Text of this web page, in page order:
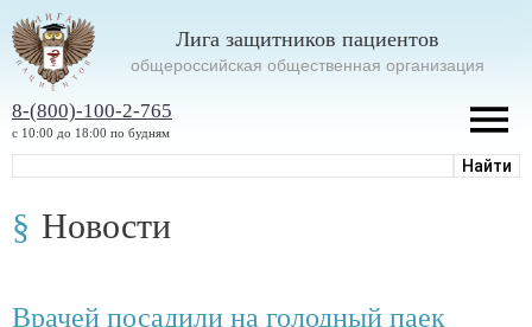
Лига защитников пациентов
oбщероссийская общественная организация
8-(800)-100-2-765
с 10:00 до 18:00 по будням
Новости
Врачей посадили на голодный паек